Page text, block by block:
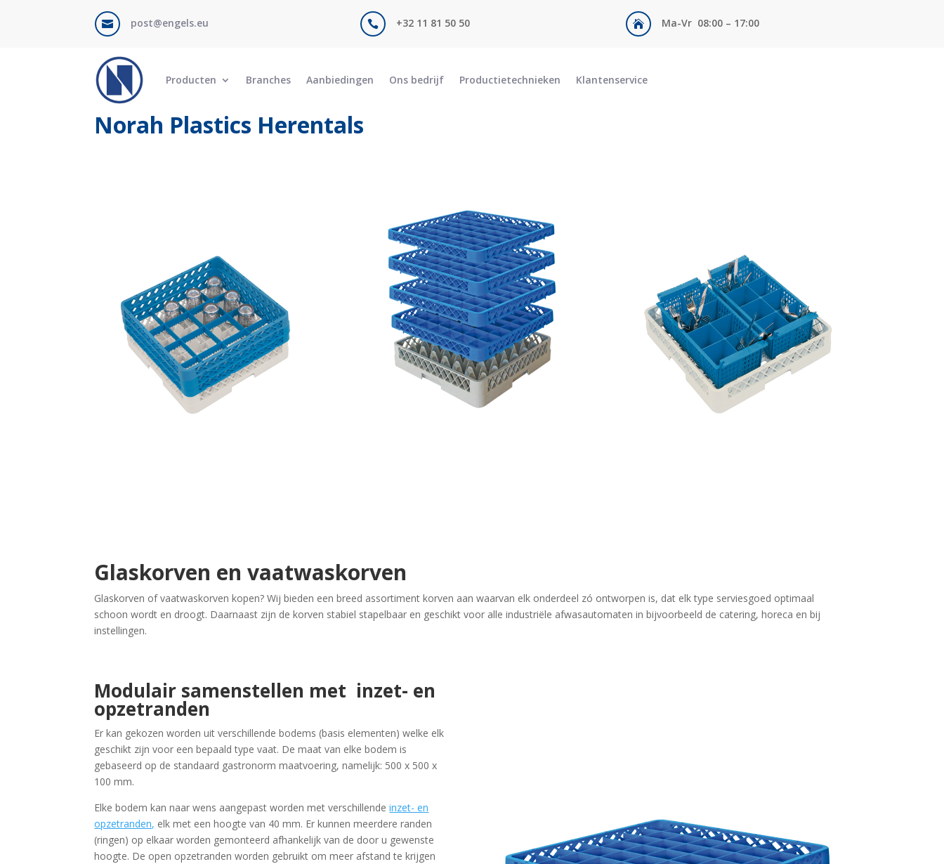
 post@engels.eu  +32 11 81 50 50  Ma-Vr 08:00 – 17:00
Producten Branches Aanbiedingen Ons bedrijf Productietechnieken Klantenservice
Norah Plastics Herentals
Glaskorven en vaatwaskorven
Glaskorven of vaatwaskorven kopen? Wij bieden een breed assortiment korven aan waarvan elk onderdeel zó ontworpen is, dat elk type serviesgoed optimaal
schoon wordt en droogt. Daarnaast zijn de korven stabiel stapelbaar en geschikt voor alle industriële afwasautomaten in bijvoorbeeld de catering, horeca en bij
instellingen.
Modulair samenstellen met inzet- en
opzetranden
Er kan gekozen worden uit verschillende bodems (basis elementen) welke elk
geschikt zijn voor een bepaald type vaat. De maat van elke bodem is
gebaseerd op de standaard gastronorm maatvoering, namelijk: 500 x 500 x
100 mm.
Elke bodem kan naar wens aangepast worden met verschillendeinzet- en
opzetranden, elk met een hoogte van 40 mm. Er kunnen meerdere randen
(ringen) op elkaar worden gemonteerd afhankelijk van de door u gewenste
hoogte. De open opzetranden worden gebruikt om meer afstand te krijgen